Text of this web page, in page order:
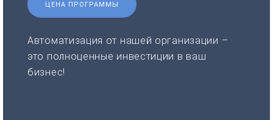
ЦЕНА ПРОГРАММЫ
Автоматизация от нашей организации –
это полноценные инвестиции в ваш
бизнес!